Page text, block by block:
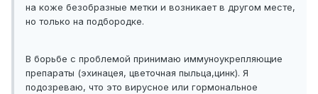
на коже безобразные метки и возникает в другом месте,
но только на подбородке.
В борьбе с проблемой принимаю иммуноукрепляющие
препараты (эхинацея, цветочная пыльца,цинк). Я
подозреваю, что это вирусное или гормональное